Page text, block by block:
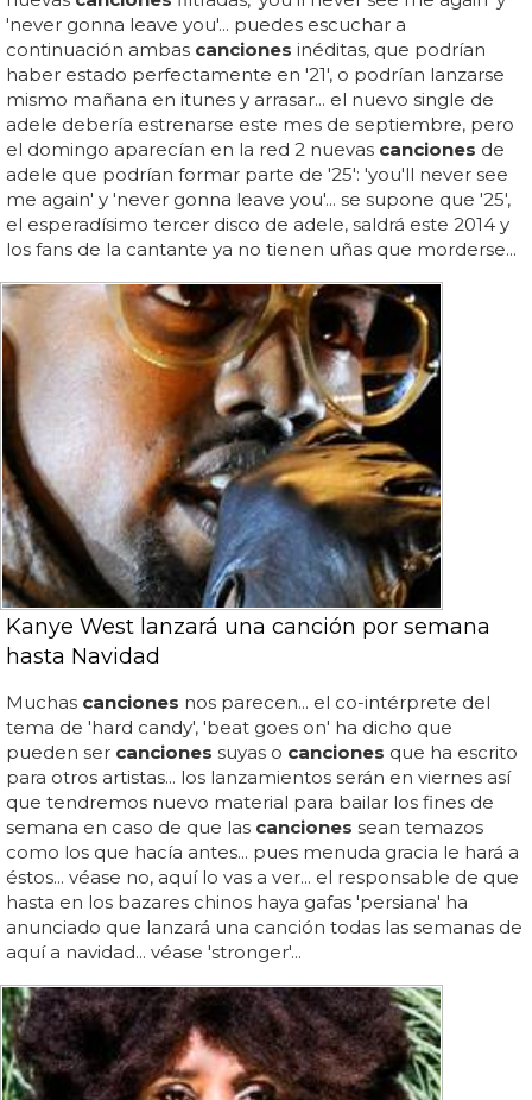
'never gonna leave you'... puedes escuchar a
continuación ambas canciones inéditas, que podrían
haber estado perfectamente en '21', o podrían lanzarse
mismo mañana en itunes y arrasar... el nuevo single de
adele debería estrenarse este mes de septiembre, pero
el domingo aparecían en la red 2 nuevas canciones de
adele que podrían formar parte de '25': 'you'll never see
me again' y 'never gonna leave you'... se supone que '25',
el esperadísimo tercer disco de adele, saldrá este 2014 y
los fans de la cantante ya no tienen uñas que morderse...
Kanye West lanzará una canción por semana
hasta Navidad
Muchas canciones nos parecen... el co-intérprete del
tema de 'hard candy', 'beat goes on' ha dicho que
pueden ser canciones suyas o canciones que ha escrito
para otros artistas... los lanzamientos serán en viernes así
que tendremos nuevo material para bailar los fines de
semana en caso de que las canciones sean temazos
como los que hacía antes... pues menuda gracia le hará a
éstos... véase no, aquí lo vas a ver... el responsable de que
hasta en los bazares chinos haya gafas 'persiana' ha
anunciado que lanzará una canción todas las semanas de
aquí a navidad... véase 'stronger'...